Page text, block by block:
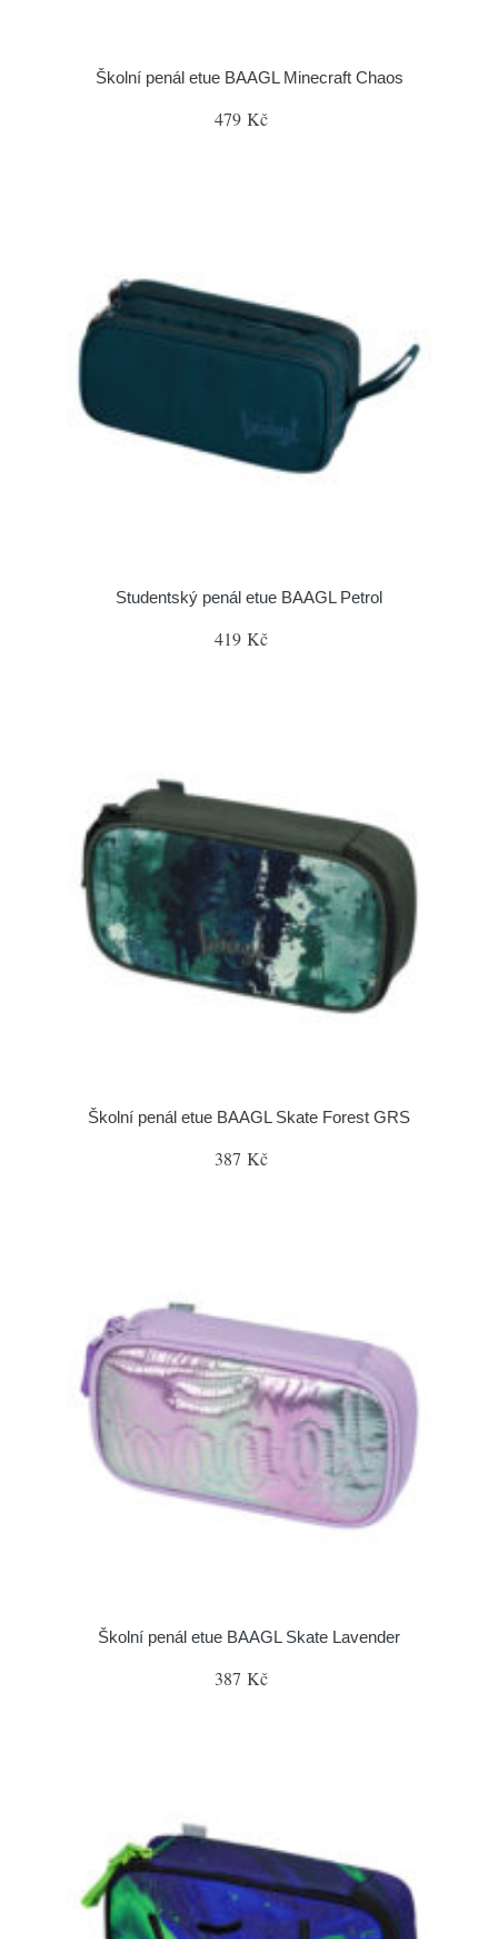
Školní penál etue BAAGL Minecraft Chaos
479 Kč
Studentský penál etue BAAGL Petrol
419 Kč
Školní penál etue BAAGL Skate Forest GRS
387 Kč
Školní penál etue BAAGL Skate Lavender
387 Kč